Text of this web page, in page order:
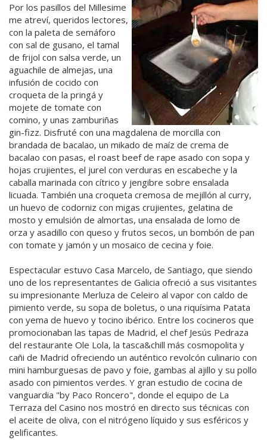
Por los pasillos del Millesime
me atreví, queridos lectores,
con la paleta de semáforo
con sal de gusano, el tamal
de frijol con salsa verde, un
aguachile de almejas, una
infusión de cocido con
croqueta de la pringá y
mojete de tomate con
comino, y unas zamburiñas
gin-fizz. Disfruté con una magdalena de morcilla con
brandada de bacalao, un mikado de maíz de crema de
bacalao con pasas, el roast beef de rape asado con sopa y
hojas crujientes, el jurel con verduras en escabeche y la
caballa marinada con cítrico y jengibre sobre ensalada
licuada. También una croqueta cremosa de mejillón al curry,
un huevo de codorniz con migas crujientes, gelatina de
mosto y emulsión de almortas, una ensalada de lomo de
orza y asadillo con queso y frutos secos, un bombón de pan
con tomate y jamón y un mosaico de cecina y foie.
Espectacular estuvo Casa Marcelo, de Santiago, que siendo
uno de los representantes de Galicia ofreció a sus visitantes
su impresionante Merluza de Celeiro al vapor con caldo de
pimiento verde, su sopa de boletus, o una riquísima Patata
con yema de huevo y tocino ibérico. Entre los cocineros que
promocionaban las tapas de Madrid, el chef Jesús Pedraza
del restaurante Ole Lola, la tasca&chill más cosmopolita y
cañi de Madrid ofreciendo un auténtico revolcón culinario con
mini hamburguesas de pavo y foie, gambas al ajillo y su pollo
asado con pimientos verdes. Y gran estudio de cocina de
vanguardia "by Paco Roncero", donde el equipo de La
Terraza del Casino nos mostró en directo sus técnicas con
el aceite de oliva, con el nitrógeno líquido y sus esféricos y
gelificantes.